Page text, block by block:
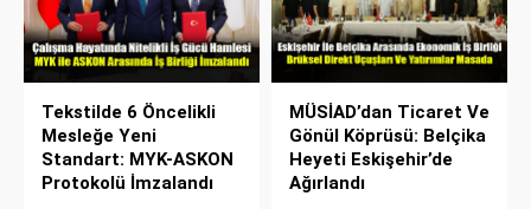
Tekstilde 6 Öncelikli
Mesleğe Yeni
Standart: MYK-ASKON
Protokolü İmzalandı
MÜSİAD’dan Ticaret Ve
Gönül Köprüsü: Belçika
Heyeti Eskişehir’de
Ağırlandı